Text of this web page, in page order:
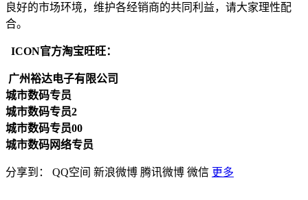
良好的市场环境，维护各经销商的共同利益，请大家理性配
合。
ICON官方淘宝旺旺：
广州裕达电子有限公司
城市数码专员
城市数码专员2
城市数码专员00
城市数码网络专员
分享到： QQ空间 新浪微博 腾讯微博 微信 更多